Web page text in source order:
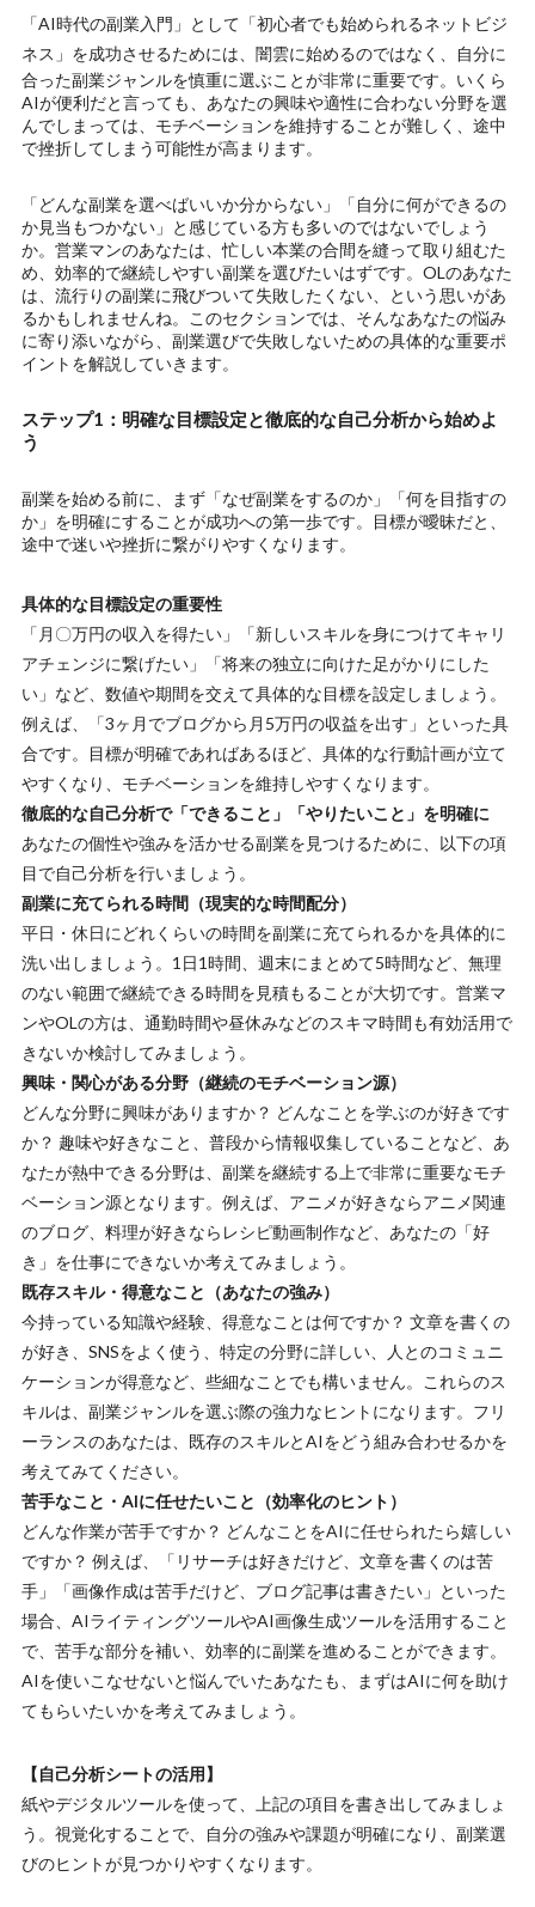
「AI時代の副業入門」 として 「初心者でも始められるネットビジ
ネス」 を成功させるためには、闇雲に始めるのではなく、自分に
合った副業ジャンルを慎重に選ぶことが非常に重要です。いくら
AIが便利だと言っても、あなたの興味や適性に合わない分野を選
んでしまっては、モチベーションを維持することが難しく、途中
で挫折してしまう可能性が高まります。
「どんな副業を選べばいいか分からない」「自分に何ができるの
か見当もつかない」と感じている方も多いのではないでしょう
か。営業マンのあなたは、忙しい本業の合間を縫って取り組むた
め、効率的で継続しやすい副業を選びたいはずです。OLのあなた
は、流行りの副業に飛びついて失敗したくない、という思いがあ
るかもしれませんね。このセクションでは、そんなあなたの悩み
に寄り添いながら、副業選びで失敗しないための具体的な重要ポ
イントを解説していきます。
ステップ1：明確な目標設定と徹底的な自己分析から始めよ
う
副業を始める前に、まず「なぜ副業をするのか」「何を目指すの
か」を明確にすることが成功への第一歩です。目標が曖昧だと、
途中で迷いや挫折に繋がりやすくなります。
具体的な目標設定の重要性
「月〇万円の収入を得たい」「新しいスキルを身につけてキャリ
アチェンジに繋げたい」「将来の独立に向けた足がかりにした
い」など、数値や期間を交えて具体的な目標を設定しましょう。
例えば、「3ヶ月でブログから月5万円の収益を出す」といった具
合です。目標が明確であればあるほど、具体的な行動計画が立て
やすくなり、モチベーションを維持しやすくなります。
徹底的な自己分析で「できること」「やりたいこと」を明確に
あなたの個性や強みを活かせる副業を見つけるために、以下の項
目で自己分析を行いましょう。
副業に充てられる時間（現実的な時間配分）
平日・休日にどれくらいの時間を副業に充てられるかを具体的に
洗い出しましょう。1日1時間、週末にまとめて5時間など、無理
のない範囲で継続できる時間を見積もることが大切です。営業マ
ンやOLの方は、通勤時間や昼休みなどのスキマ時間も有効活用で
きないか検討してみましょう。
興味・関心がある分野（継続のモチベーション源）
どんな分野に興味がありますか？ どんなことを学ぶのが好きです
か？ 趣味や好きなこと、普段から情報収集していることなど、あ
なたが熱中できる分野は、副業を継続する上で非常に重要なモチ
ベーション源となります。例えば、アニメが好きならアニメ関連
のブログ、料理が好きならレシピ動画制作など、あなたの「好
き」を仕事にできないか考えてみましょう。
既存スキル・得意なこと（あなたの強み）
今持っている知識や経験、得意なことは何ですか？ 文章を書くの
が好き、SNSをよく使う、特定の分野に詳しい、人とのコミュニ
ケーションが得意など、些細なことでも構いません。これらのス
キルは、副業ジャンルを選ぶ際の強力なヒントになります。フリ
ーランスのあなたは、既存のスキルとAIをどう組み合わせるかを
考えてみてください。
苦手なこと・AIに任せたいこと（効率化のヒント）
どんな作業が苦手ですか？ どんなことをAIに任せられたら嬉しい
ですか？ 例えば、「リサーチは好きだけど、文章を書くのは苦
手」「画像作成は苦手だけど、ブログ記事は書きたい」といった
場合、AIライティングツールやAI画像生成ツールを活用すること
で、苦手な部分を補い、効率的に副業を進めることができます。
AIを使いこなせないと悩んでいたあなたも、まずはAIに何を助け
てもらいたいかを考えてみましょう。
【自己分析シートの活用】
紙やデジタルツールを使って、上記の項目を書き出してみましょ
う。視覚化することで、自分の強みや課題が明確になり、副業選
びのヒントが見つかりやすくなります。